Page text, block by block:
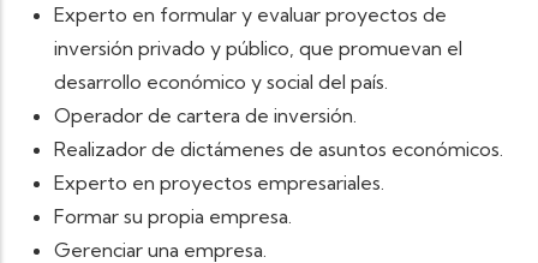
Experto en formular y evaluar proyectos de
inversión privado y público, que promuevan el
desarrollo económico y social del país.
Operador de cartera de inversión.
Realizador de dictámenes de asuntos económicos.
Experto en proyectos empresariales.
Formar su propia empresa.
Gerenciar una empresa.